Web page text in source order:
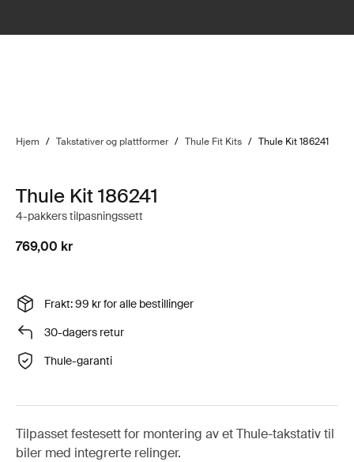
Hjem / Takstativer og plattformer / Thule Fit Kits / Thule Kit 186241
Thule Kit 186241
4-pakkers tilpasningssett
769,00 kr
Frakt: 99 kr for alle bestillinger
30-dagers retur
Thule-garanti
Tilpasset festesett for montering av et Thule-takstativ til
biler med integrerte relinger.